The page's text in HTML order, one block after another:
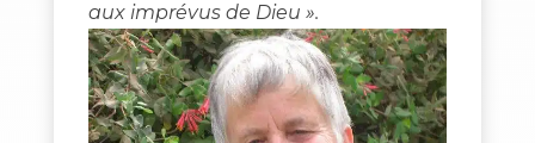
aux imprévus de Dieu ».